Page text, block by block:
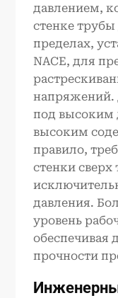
давлением,
стенке
пределах,
NACE, для
напряжений.
под высоким
высоким
правило,
стенки сверх
давления.
уровень
обеспечивая
прочности